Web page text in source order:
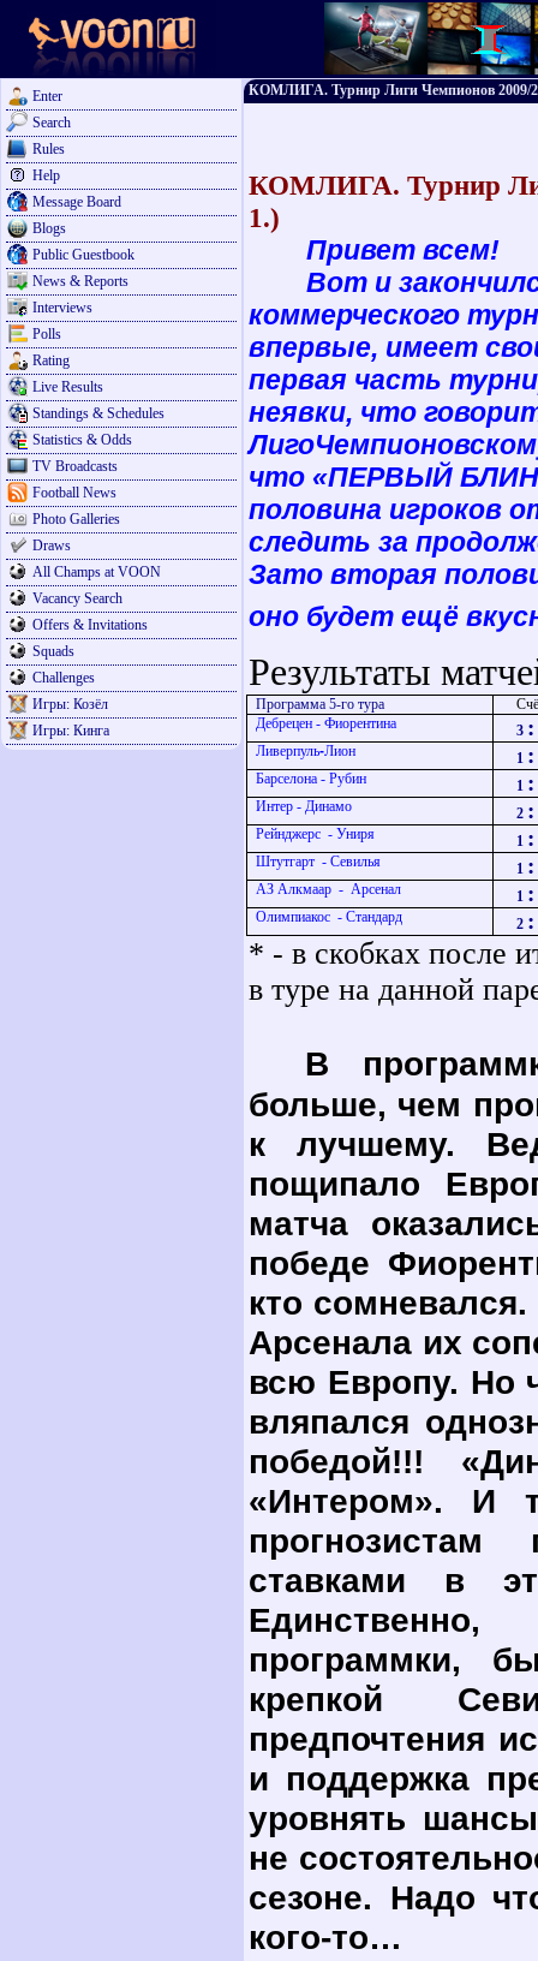
Enter
Search
Rules
Help
Message Board
Blogs
Public Guestbook
News & Reports
Interviews
Polls
Rating
Live Results
Standings & Schedules
Statistics & Odds
TV Broadcasts
Football News
Photo Galleries
Draws
All Champs at VOON
Vacancy Search
Offers & Invitations
Squads
Challenges
Игры: Козёл
Игры: Кинга
КОМЛИГА. Турнир Лиги Чемпионов 2009/
КОМЛИГА. Турнир
1.)
Привет всем!
Вот и
коммерческого
впервые, имеет
первая часть
неявки, что
что «ПЕРВЫЙ
половина игроков
следить за
Зато вторая
оно будет ещё
Результаты
Программа 5-го тура
Дебрецен - Фиорентина
3 :
Ливерпуль-Лион 1 :
Барселона - Рубин
1 :
Интер - Динамо
2 :
Рейнджерс - Униря
1 :
Штутгарт - Севилья
1 :
АЗ Алкмаар - Арсенал
1 :
Олимпиакос - Стандард
2 :
* - в скобках после
в туре на данной
В
больше, чем
к лучшему.
пощипало
матча
победе
кто
Арсенала их
всю Европу. Но
вляпался
победой!!!
«Интером». И
ставками в
программки,
крепкой
предпочтения
и поддержка
уровнять
не
сезоне. Надо
кого-то…